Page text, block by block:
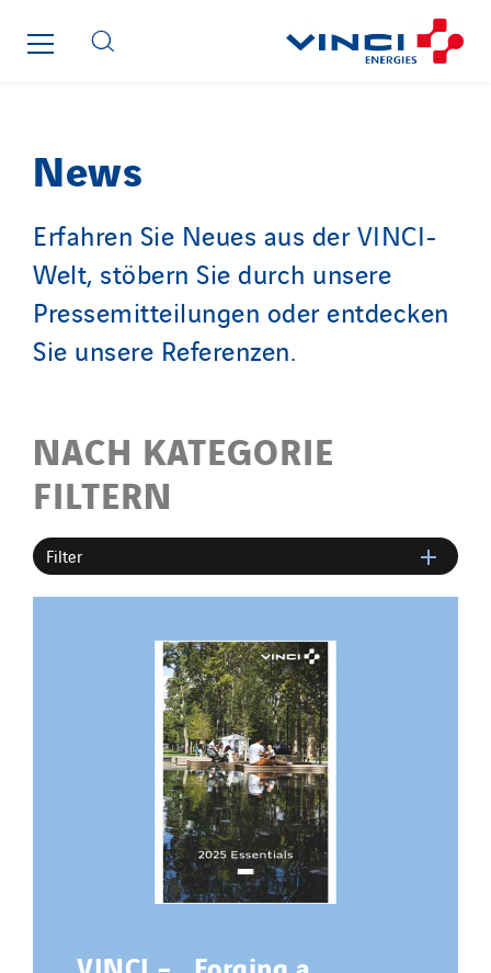
News
Erfahren Sie Neues aus der VINCI-
Welt, stöbern Sie durch unsere
Pressemitteilungen oder entdecken
Sie unsere Referenzen.
NACH KATEGORIE
FILTERN
Filter
VINCI – „Forging a